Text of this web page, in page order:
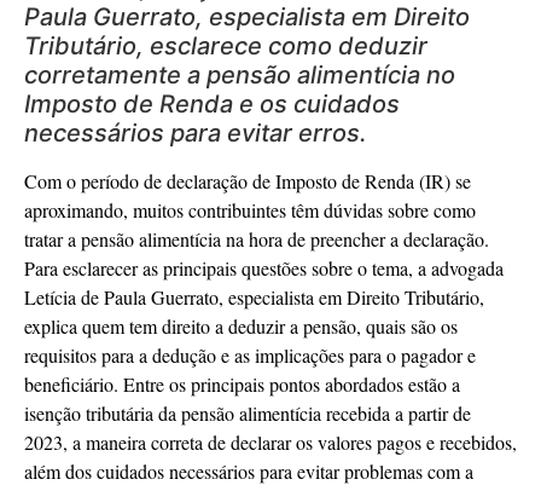
Paula Guerrato, especialista em Direito
Tributário, esclarece como deduzir
corretamente a pensão alimentícia no
Imposto de Renda e os cuidados
necessários para evitar erros.
Com o período de declaração de Imposto de Renda (IR) se
aproximando, muitos contribuintes têm dúvidas sobre como
tratar a pensão alimentícia na hora de preencher a declaração.
Para esclarecer as principais questões sobre o tema, a advogada
Letícia de Paula Guerrato, especialista em Direito Tributário,
explica quem tem direito a deduzir a pensão, quais são os
requisitos para a dedução e as implicações para o pagador e
beneficiário. Entre os principais pontos abordados estão a
isenção tributária da pensão alimentícia recebida a partir de
2023, a maneira correta de declarar os valores pagos e recebidos,
além dos cuidados necessários para evitar problemas com a